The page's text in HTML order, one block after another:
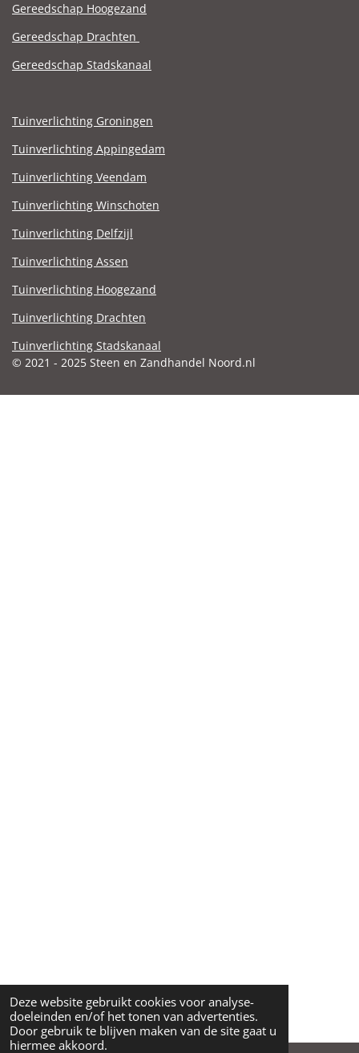
Deze website gebruikt cookies voor analyse-
doeleinden en/of het tonen van advertenties.
Door gebruik te blijven maken van de site gaat u
hiermee akkoord.
Gereedschap Hoogezand
Gereedschap Drachten
Gereedschap Stadskanaal
Tuinverlichting Groningen
Tuinverlichting Appingedam
Tuinverlichting Veendam
Tuinverlichting Winschoten
Tuinverlichting Delfzijl
Tuinverlichting Assen
Tuinverlichting Hoogezand
Tuinverlichting Drachten
Tuinverlichting Stadskanaal
© 2021 - 2025 Steen en Zandhandel Noord.nl